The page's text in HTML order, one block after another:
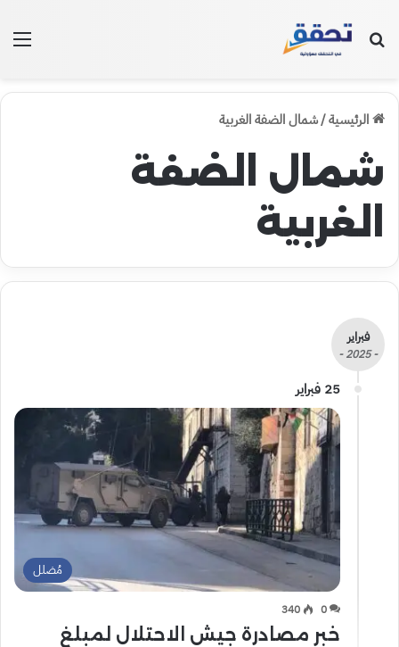
بحث عن
الرئيسية/شمال الضفة الغربية
شمال الضفة
الغربية
فبراير
- 2025 -
25 فبراير
مُضلل
0
340
خبر مصادرة جيش الاحتلال لمبلغ